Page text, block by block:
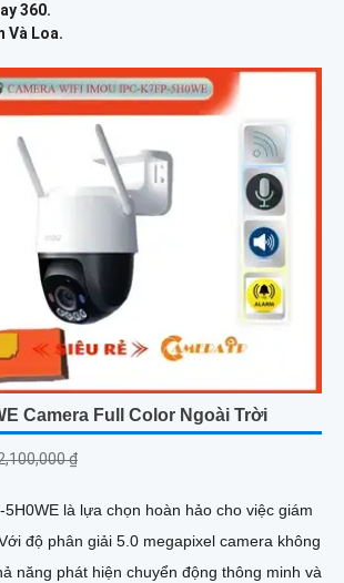
360.
Và Loa.
Camera Full Color Ngoài Trời
₫
là lựa chọn hoàn hảo cho việc giám
độ phân giải 5.0 megapixel camera không
năng phát hiện chuyển động thông minh và